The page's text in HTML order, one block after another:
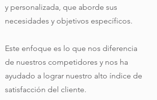
y personalizada, que aborde sus
necesidades y objetivos específicos.
Este enfoque es lo que nos diferencia
de nuestros competidores y nos ha
ayudado a lograr nuestro alto índice de
satisfacción del cliente.